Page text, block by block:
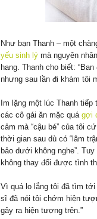
Như bạn Thanh – một
yếu sinh lý mà nguyên
hang. Thanh cho biết:
nhưng sau lần đi khám tôi
Im lặng một lúc Thanh
các cô gái ăn mặc quá gợi
cảm mà “cậu bé” của tôi
thời gian sau dù có “lâm
bảo dưới không nghe”.
không thay đổi được tình
Vì quá lo lắng tôi đã tìm
sĩ đã nói tôi chớm hiện
gây ra hiện tượng trên.”